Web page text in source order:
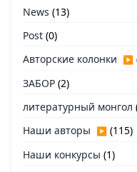
News (13)
Post (0)
Авторские колонки ▶
ЗАБОР (2)
литературный монгол
Наши авторы ▶ (115)
Наши конкурсы (1)